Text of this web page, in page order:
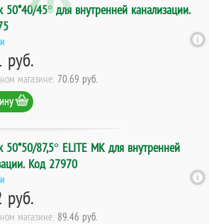
50*40/45° для внутренней канализации.
руб.
магазине: 70.69 руб.
50*50/87,5° ELITE МК для внутренней
Код 27970
руб.
магазине: 89.46 руб.